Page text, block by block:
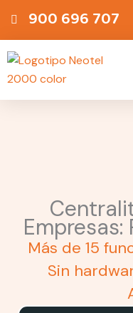
900 696 707
Empresas:
Más de 15
Sin